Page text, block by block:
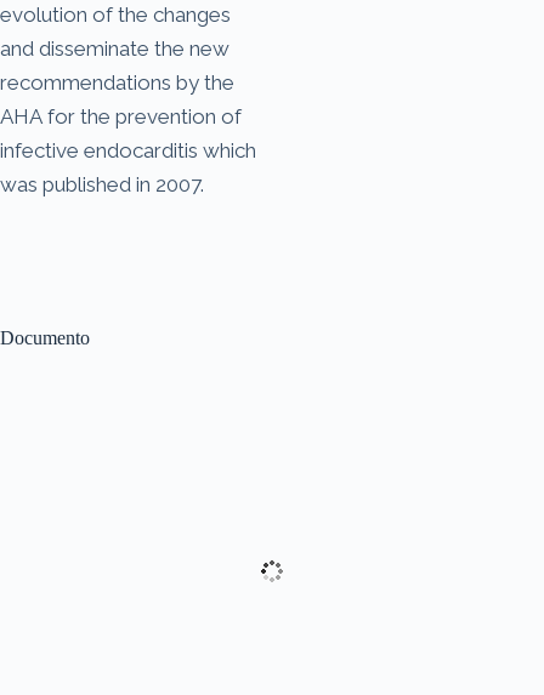
Documento
evolution of the changes
and disseminate the new
recommendations by the
AHA for the prevention of
infective endocarditis which
was published in 2007.